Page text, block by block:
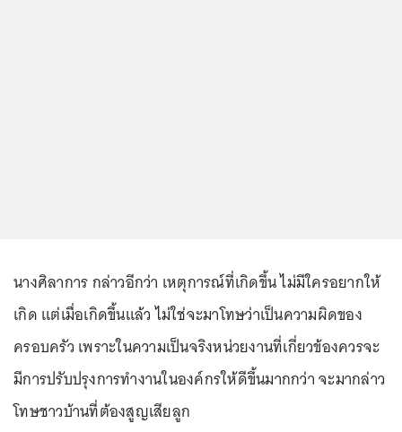
นางศิลาการ กล่าวอีกว่า เหตุการณ์ที่เกิดขึ้น ไม่มีใครอยากให้
เกิด แต่เมื่อเกิดขึ้นแล้ว ไม่ใช่จะมาโทษว่าเป็นความผิดของ
ครอบครัว เพราะในความเป็นจริงหน่วยงานที่เกี่ยวข้องควรจะ
มีการปรับปรุงการทำงานในองค์กรให้ดีขึ้นมากกว่า จะมากล่าว
โทษชาวบ้านที่ต้องสูญเสียลูก